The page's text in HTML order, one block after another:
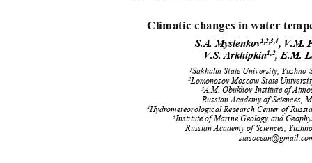
Climatic changes in water
S.А. Myslenkov1,2,3,4, V.M.
V.S. Arkhipkin1,2, E.M.
1Sakhalin State University,
2Lomonosov Moscow State
3A.M. Obukhov Institute of
Russian Academy of Sciences,
4Hydrometeorological Research Center of
5Institute of Marine Geology and
Russian Academy of Sciences,